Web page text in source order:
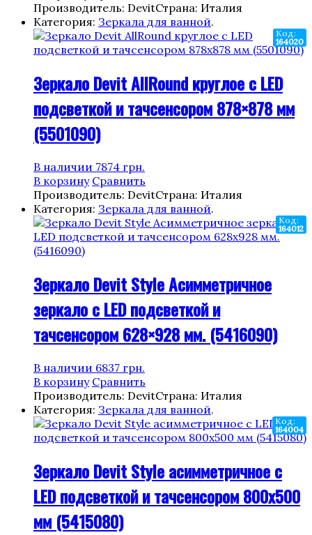
Производитель: DevitСтрана: Италия
Категория: Зеркала для ванной.
Код:
164020
Зеркало Devit AllRound круглое с LED
подсветкой и тачсенсором 878×878 мм
(5501090)
В наличии 7874 грн.
В корзину Сравнить
Производитель: DevitСтрана: Италия
Категория: Зеркала для ванной.
Код:
164012
Зеркало Devit Style Асимметричное
зеркало с LED подсветкой и
тачсенсором 628×928 мм. (5416090)
В наличии 6837 грн.
В корзину Сравнить
Производитель: DevitСтрана: Италия
Категория: Зеркала для ванной.
Код:
164004
Зеркало Devit Style асимметричное с
LED подсветкой и тачсенсором 800х500
мм (5415080)